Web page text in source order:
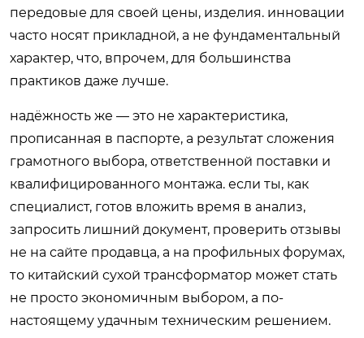
передовые для своей цены, изделия. инновации
часто носят прикладной, а не фундаментальный
характер, что, впрочем, для большинства
практиков даже лучше.
надёжность же — это не характеристика,
прописанная в паспорте, а результат сложения
грамотного выбора, ответственной поставки и
квалифицированного монтажа. если ты, как
специалист, готов вложить время в анализ,
запросить лишний документ, проверить отзывы
не на сайте продавца, а на профильных форумах,
то китайский сухой трансформатор может стать
не просто экономичным выбором, а по-
настоящему удачным техническим решением.